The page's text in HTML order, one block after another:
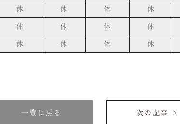
休 休 休 休
休 休 休 休
休 休 休 休
一覧に戻る 次の記事 >